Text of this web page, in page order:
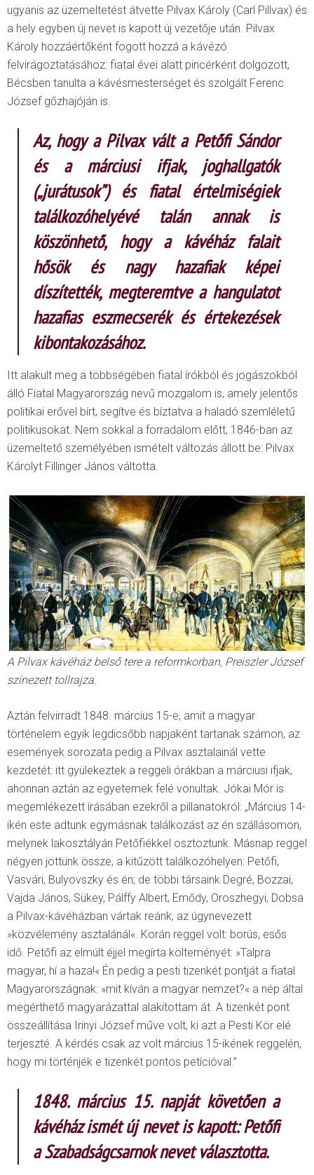
ugyanis az üzemeltetést átvette Pilvax Károly (Carl Pillvax) és
a hely egyben új nevet is kapott új vezetője után. Pilvax
Károly hozzáértőként fogott hozzá a kávézó
felvirágoztatásához: fiatal évei alatt pincérként dolgozott,
Bécsben tanulta a kávésmesterséget és szolgált Ferenc
József gőzhajóján is.
Az, hogy a Pilvax vált a Petőfi Sándor
és a márciusi ifjak, joghallgatók
(„jurátusok”) és fiatal értelmiségiek
találkozóhelyévé talán annak is
köszönhető, hogy a kávéház falait
hősök és nagy hazafiak képei
díszítették, megteremtve a hangulatot
hazafias eszmecserék és értekezések
kibontakozásához.
Itt alakult meg a többségében fiatal írókból és jogászokból
álló Fiatal Magyarország nevű mozgalom is, amely jelentős
politikai erővel bírt, segítve és bíztatva a haladó szemléletű
politikusokat. Nem sokkal a forradalom előtt, 1846-ban az
üzemeltető személyében ismételt változás állott be: Pilvax
Károlyt Fillinger János váltotta.
A Pilvax kávéház belső tere a reformkorban, Preiszler József
színezett tollrajza.
Aztán felvirradt 1848. március 15-e, amit a magyar
történelem egyik legdicsőbb napjaként tartanak számon, az
események sorozata pedig a Pilvax asztalainál vette
kezdetét: itt gyülekeztek a reggeli órákban a márciusi ifjak,
ahonnan aztán az egyetemek felé vonultak. Jókai Mór is
megemlékezett írásában ezekről a pillanatokról: „Március 14-
ikén este adtunk egymásnak találkozást az én szállásomon,
melynek lakosztályán Petőfiékkel osztoztunk. Másnap reggel
négyen jöttünk össze, a kitűzött találkozóhelyen: Petőfi,
Vasvári, Bulyovszky és én; de többi társaink Degré, Bozzai,
Vajda János, Sükey, Pálffy Albert, Emődy, Oroszhegyi, Dobsa
a Pilvax-kávéházban vártak reánk, az úgynevezett
»közvélemény asztalánál«. Korán reggel volt: borús, esős
idő. Petőfi az elmúlt éjjel megírta költeményét: »Talpra
magyar, hí a haza!« Én pedig a pesti tizenkét pontját a fiatal
Magyarországnak: »mit kíván a magyar nemzet?« a nép által
megérthető magyarázattal alakítottam át. A tizenkét pont
összeállítása Irinyi József műve volt, ki azt a Pesti Kör elé
terjeszté. A kérdés csak az volt március 15-ikének reggelén,
hogy mi történjék e tizenkét pontos petícióval.”
1848. március 15. napját követően a
kávéház ismét új nevet is kapott: Petőfi
a Szabadságcsarnok nevet választotta.